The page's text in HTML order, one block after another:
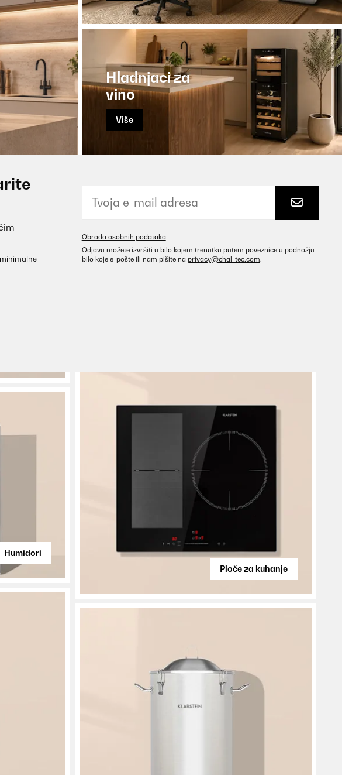
Hladnjaci za
vino
Više
Obrada osobnih podataka
Odjavu možete izvršiti u bilo kojem trenutku putem poveznice u podnožju
bilo koje e-pošte ili nam pišite na privacy@chal-tec.com.
Humidori
Ploče za kuhanje